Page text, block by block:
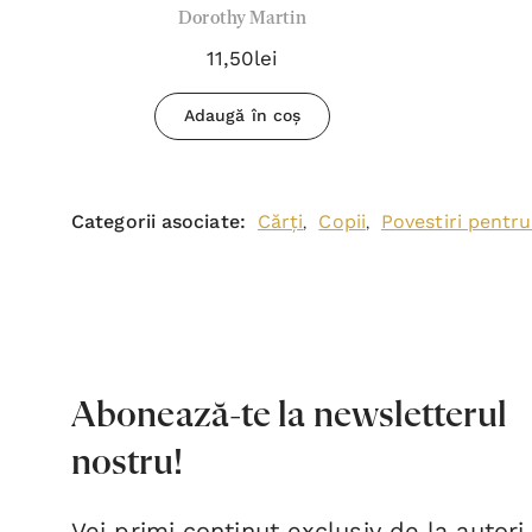
- Dorothy Martin
Dorothy Martin
11,50lei
Adaugă în coș
Categorii asociate: Cărți, Copii, Povestiri
Abonează-te la newsletterul
nostru!